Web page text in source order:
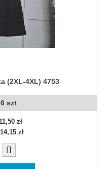
(2XL-4XL) 4753
6 szt
zł
14,15 zł